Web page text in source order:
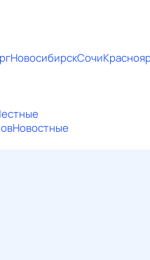
НовосибирскСочи
Новостные